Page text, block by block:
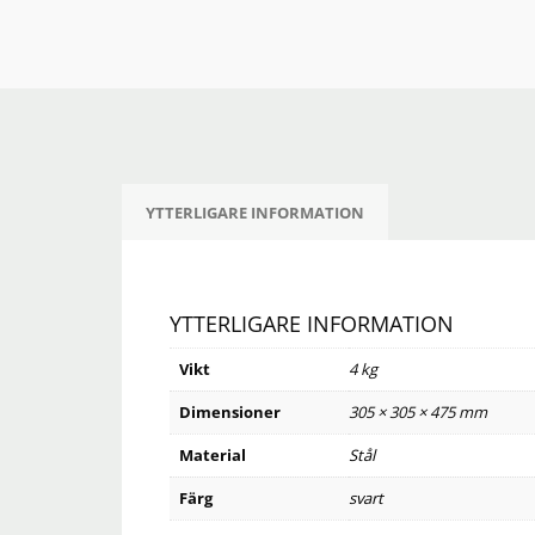
YTTERLIGARE INFORMATION
YTTERLIGARE INFORMATION
Vikt
4 kg
Dimensioner
305 × 305 × 475 mm
Material
Stål
Färg
svart